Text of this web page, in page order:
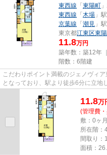
東西線 「 東陽町
東西線 「 木場 」
京葉線 「 潮見 」
東京都江東区東陽
11.8万円
築年数：築12年
階数：6階建
こだわりポイント満載のジェノヴィ
となっており、駅より徒歩6分に立地
しく生活できるマンションです...
11.8万
(管理費
敷：0ヶ
所在階：
間取り：
面積：